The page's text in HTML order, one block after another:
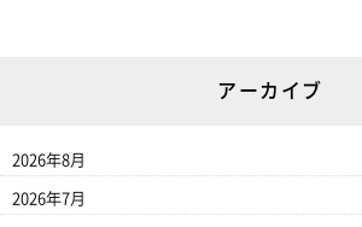
アーカイブ
2026年8月
2026年7月